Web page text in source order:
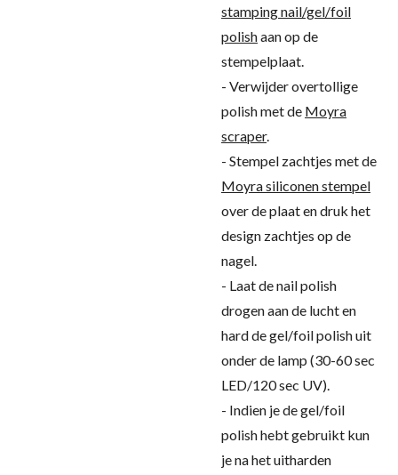
stamping nail/gel/foil
polishaan op de
stempelplaat.
- Verwijder overtollige
polish met de Moyra
scraper.
- Stempel zachtjes met de
Moyra siliconen stempel
over de plaat en druk het
design zachtjes op de
nagel.
- Laat de nail polish
drogen aan de lucht en
hard de gel/foil polish uit
onder de lamp (30-60 sec
LED/120 sec UV).
- Indien je de gel/foil
polish hebt gebruikt kun
je na het uitharden